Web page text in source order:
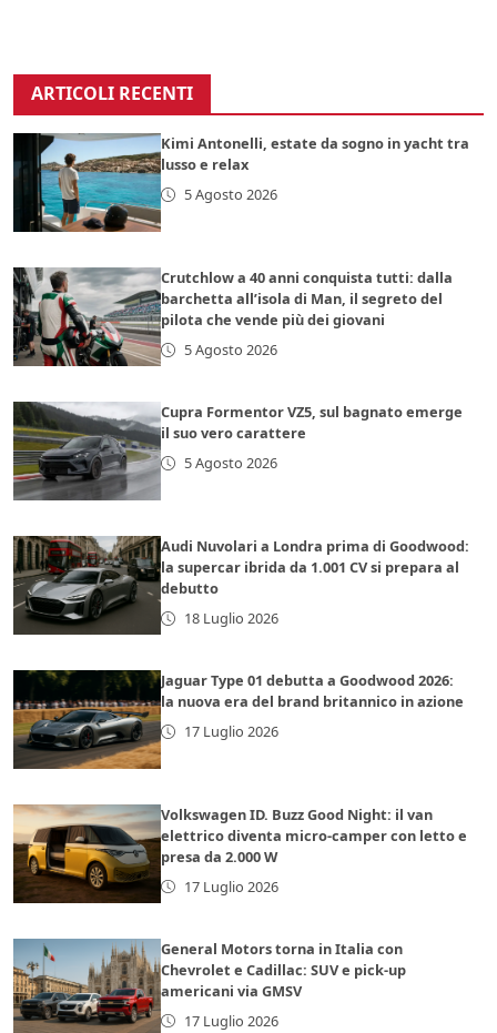
ARTICOLI RECENTI
Kimi Antonelli, estate da sogno in yacht tra
lusso e relax
5 Agosto 2026
Crutchlow a 40 anni conquista tutti: dalla
barchetta all’isola di Man, il segreto del
pilota che vende più dei giovani
5 Agosto 2026
Cupra Formentor VZ5, sul bagnato emerge
il suo vero carattere
5 Agosto 2026
Audi Nuvolari a Londra prima di Goodwood:
la supercar ibrida da 1.001 CV si prepara al
debutto
18 Luglio 2026
Jaguar Type 01 debutta a Goodwood 2026:
la nuova era del brand britannico in azione
17 Luglio 2026
Volkswagen ID. Buzz Good Night: il van
elettrico diventa micro-camper con letto e
presa da 2.000 W
17 Luglio 2026
General Motors torna in Italia con
Chevrolet e Cadillac: SUV e pick-up
americani via GMSV
17 Luglio 2026